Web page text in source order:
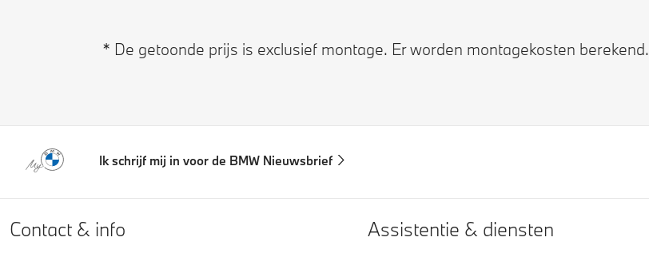
* De getoonde prijs is exclusief montage. Er worden montagekosten berekend.